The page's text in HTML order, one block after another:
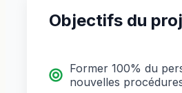
Objectifs du
Former 100% du
nouvelles